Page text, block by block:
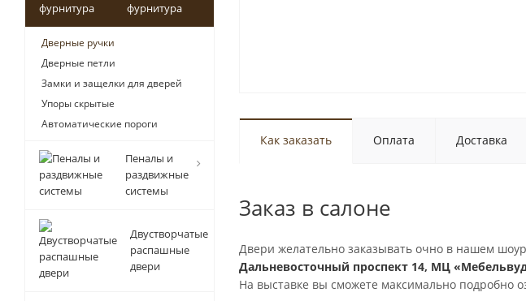
Как заказать Оплата Доставка
Заказ в салоне
Двери желательно заказывать очно в нашем
Дальневосточный проспект 14, МЦ
На выставке вы сможете максимально подробно
фурнитура
Дверные ручки
Дверные петли
Замки и защелки для дверей
Упоры скрытые
Автоматические пороги
Пеналы и
раздвижные
системы
Двустворчатые
распашные
двери